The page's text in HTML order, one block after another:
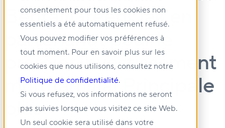
consentement pour tous les cookies non
essentiels a été automatiquement refusé.
Vous pouvez modifier vos préférences à
tout moment. Pour en savoir plus sur les
cookies que nous utilisons, consultez notre
Politique de confidentialité.
Si vous refusez, vos informations ne seront
pas suivies lorsque vous visitez ce site Web.
Un seul cookie sera utilisé dans votre
BentallGreenOak en
partenariat pour le
premier investissement
multifamilial Principale
plus